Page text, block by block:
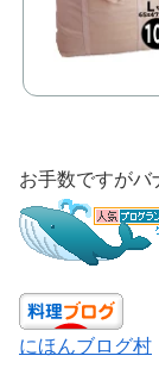
お手数ですがバ
にほんブログ村